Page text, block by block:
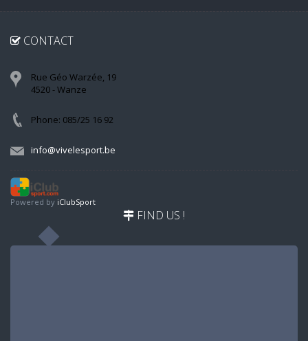
CONTACT
Rue Géo Warzée, 19
4520 - Wanze
Phone: 085/25 16 92
info@vivelesport.be
Powered by iClubSport
FIND US !